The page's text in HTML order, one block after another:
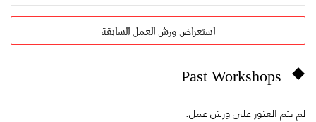
استعراض ورش العمل السابقة
Past Workshops
لم يتم العثور على ورش عمل.